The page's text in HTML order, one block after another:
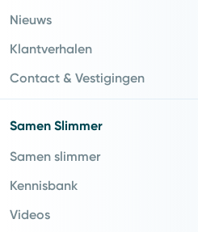
Nieuws
Klantverhalen
Contact & Vestigingen
Samen Slimmer
Samen slimmer
Kennisbank
Videos